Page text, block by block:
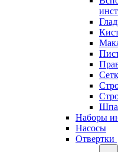
Наборы
Насосы
Отвертки